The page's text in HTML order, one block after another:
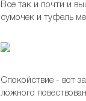
Все так и почти и
сумочек и туфель
Спокойствие - вот
ложного